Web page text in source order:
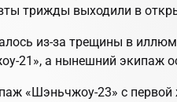
трижды выходили в
из‑за трещины в
а нынешний экипаж
«Шэньчжоу‑23» с